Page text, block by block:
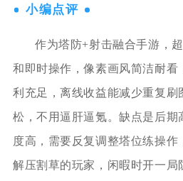
小编点评
作为塔防+射击融合手游，
和即时操作，像素画风简洁耐看
利充足，离线收益能减少重复刷
松，不用逼肝逼氪。缺点是后期
度高，需要反复调整塔位练操作
解压割草的玩家，闲暇时开一局